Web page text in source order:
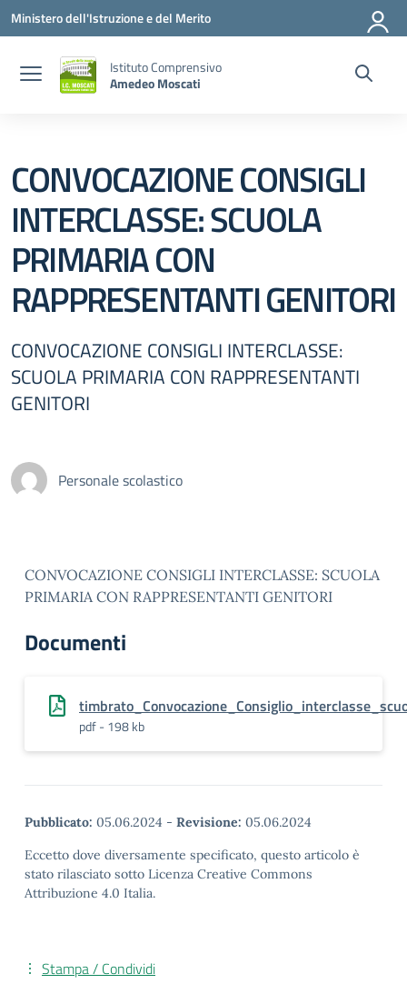
Vai ai contenuti
Vai al menu di navigazione
Vai al footer
Ministero dell'Istruzione e del Merito
Istituto Comprensivo
Amedeo Moscati
CONVOCAZIONE CONSIGLI
INTERCLASSE: SCUOLA
PRIMARIA CON
RAPPRESENTANTI GENITORI
CONVOCAZIONE CONSIGLI INTERCLASSE:
SCUOLA PRIMARIA CON RAPPRESENTANTI
GENITORI
Personale scolastico
CONVOCAZIONE CONSIGLI INTERCLASSE: SCUOLA
PRIMARIA CON RAPPRESENTANTI GENITORI
Documenti
pdf - 198 kb
Pubblicato: 05.06.2024 - Revisione: 05.06.2024
Eccetto dove diversamente specificato, questo articolo è
stato rilasciato sotto Licenza Creative Commons
Attribuzione 4.0 Italia.
Stampa / Condividi